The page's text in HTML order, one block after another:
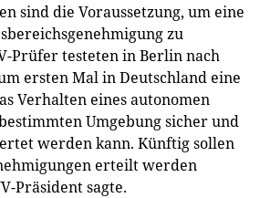
sind die Voraussetzung, um eine
zu
Prüfer testeten in Berlin nach
ersten Mal in Deutschland eine
Verhalten eines autonomen
Umgebung sicher und
werden kann. Künftig sollen
erteilt werden
Präsident sagte.